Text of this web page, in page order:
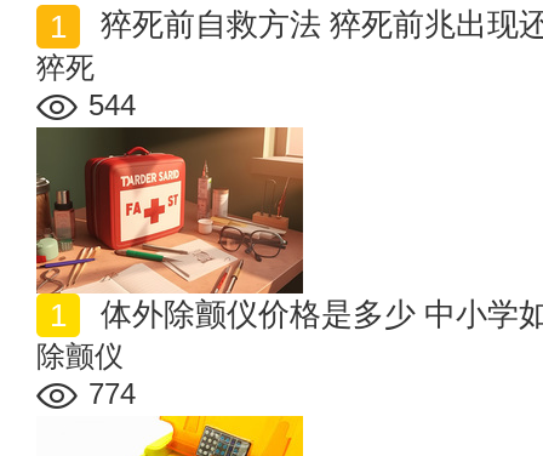
猝死前自救方法 猝死前兆出现
猝死
544
体外除颤仪价格是多少 中小学
除颤仪
774